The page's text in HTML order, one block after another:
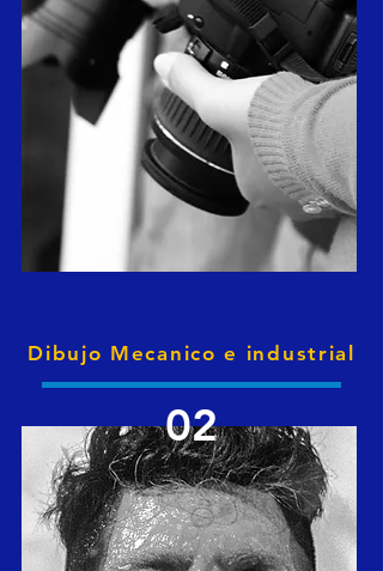
Dibujo Mecanico e industrial
02